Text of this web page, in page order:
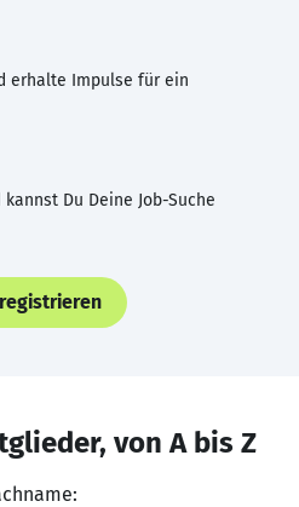
erhalte Impulse für ein
Du Deine Job-Suche
von A bis Z